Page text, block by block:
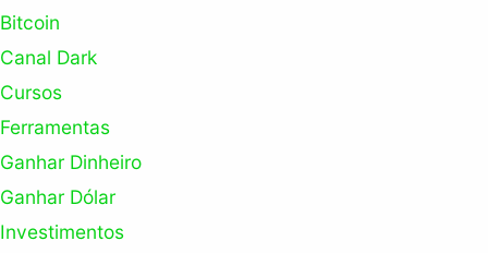
Bitcoin
Canal Dark
Cursos
Ferramentas
Ganhar Dinheiro
Ganhar Dólar
Investimentos